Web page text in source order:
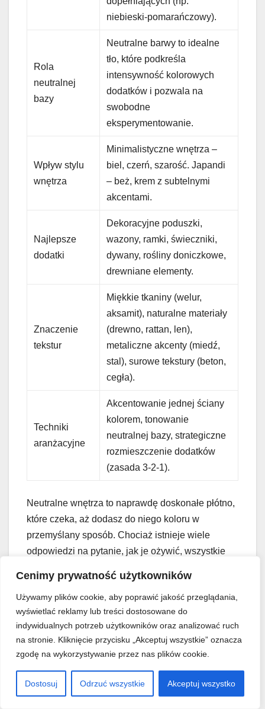
Cenimy prywatność użytkowników
Używamy plików cookie, aby poprawić jakość przeglądania,
wyświetlać reklamy lub treści dostosowane do
indywidualnych potrzeb użytkowników oraz analizować ruch
na stronie. Kliknięcie przycisku „Akceptuj wszystkie” oznacza
zgodę na wykorzystywanie przez nas plików cookie.
Dostosuj Odrzuć wszystkie Akceptuj wszystko
niebieski-pomarańczowy).
Rola
neutralnej
bazy
Neutralne barwy to idealne
tło, które podkreśla
intensywność kolorowych
dodatków i pozwala na
swobodne
eksperymentowanie.
Wpływ stylu
wnętrza
Minimalistyczne wnętrza –
biel, czerń, szarość. Japandi
– beż, krem z subtelnymi
akcentami.
Najlepsze
dodatki
Dekoracyjne poduszki,
wazony, ramki, świeczniki,
dywany, rośliny doniczkowe,
drewniane elementy.
Znaczenie
tekstur
Miękkie tkaniny (welur,
aksamit), naturalne materiały
(drewno, rattan, len),
metaliczne akcenty (miedź,
stal), surowe tekstury (beton,
cegła).
Techniki
aranżacyjne
Akcentowanie jednej ściany
kolorem, tonowanie
neutralnej bazy, strategiczne
rozmieszczenie dodatków
(zasada 3-2-1).
Neutralne wnętrza to naprawdę doskonałe płótno,
które czeka, aż dodasz do niego koloru w
przemyślany sposób. Chociaż istnieje wiele
odpowiedzi na pytanie, jak je ożywić, wszystkie
Kiedy zrozumiesz tonację, proporcje i sposoby
łączenia barw, masz sukces w garści. Wybór
odpowiednich akcesoriów – dekoracyjnych
poduszek, dywanów – w połączeniu z bogactwem
tekstur i inteligentnymi technikami aranżacyjnymi
zarówno spokojna, jak i pełna życia. Nie bój się
eksperymentować i odkrywać własnych sposobów